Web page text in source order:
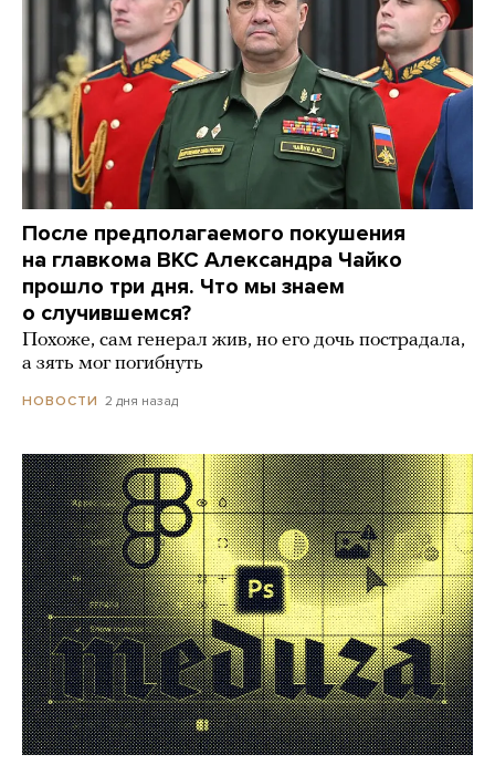
После предполагаемого покушения
на главкома ВКС Александра Чайко
прошло три дня. Что мы знаем
о случившемся?
Похоже, сам генерал жив, но его дочь пострадала,
а зять мог погибнуть
НОВОСТИ 2 дня назад